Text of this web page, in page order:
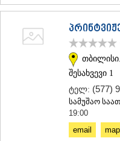
თბილისი.
შესახვევი 1
ტელ: (577)
სამუშაო
19:00
email
map